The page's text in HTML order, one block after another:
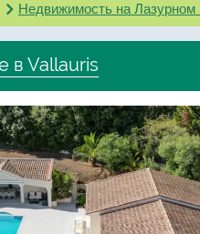
Недвижимость на Лазурном
в Vallauris